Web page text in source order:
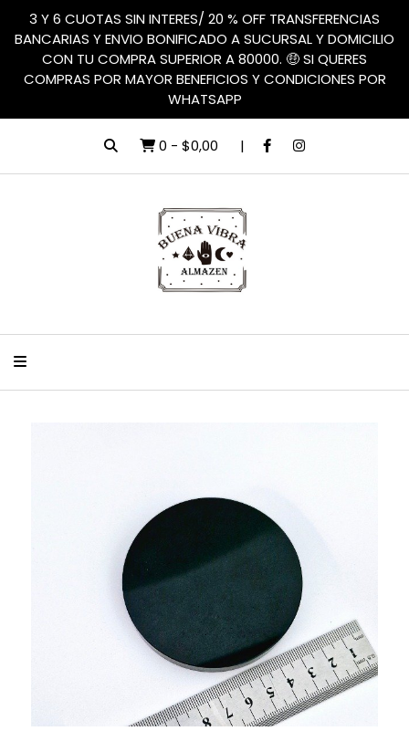
3 Y 6 CUOTAS SIN INTERES/ 20 % OFF TRANSFERENCIAS
BANCARIAS Y ENVIO BONIFICADO A SUCURSAL Y DOMICILIO
CON TU COMPRA SUPERIOR A 80000. 🤑 SI QUERES
COMPRAS POR MAYOR BENEFICIOS Y CONDICIONES POR
WHATSAPP
0 - $0,00